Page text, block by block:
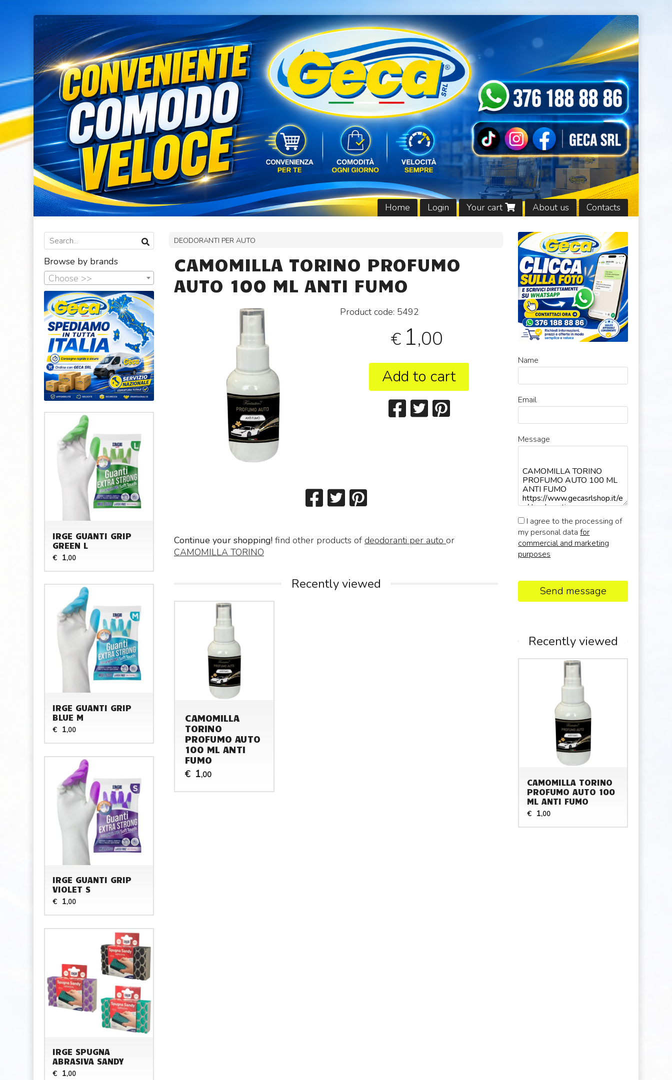
Home Login Your cart About us Contacts
DEODORANTI PER AUTO
CAMOMILLA TORINO PROFUMO
AUTO 100 ML ANTI FUMO
Product code: 5492
€ 1,00
Add to cart
Continue your shopping!find other products of deodoranti per auto or
CAMOMILLA TORINO
Recently viewed
CAMOMILLA
TORINO
PROFUMO AUTO
100 ML ANTI
FUMO
€ 1,00
Browse by brands
Choose >>
IRGE GUANTI GRIP
GREEN L
€ 1,00
IRGE GUANTI GRIP
BLUE M
€ 1,00
IRGE GUANTI GRIP
VIOLET S
€ 1,00
IRGE SPUGNA
ABRASIVA SANDY
€ 1,00
Name
Email
Message
I agree to the processing of
my personal datafor
commercial and marketing
purposes
Send message
Recently viewed
CAMOMILLA TORINO
PROFUMO AUTO 100
ML ANTI FUMO
€ 1,00